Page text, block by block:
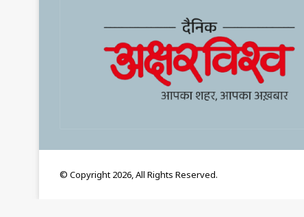
© Copyright 2026, All Rights Reserved.